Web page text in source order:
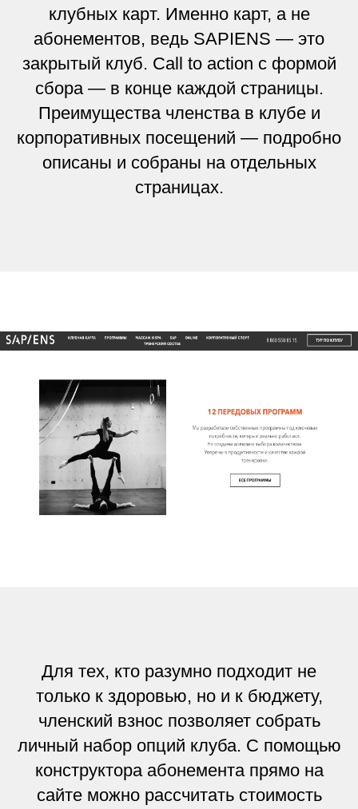
клубных карт. Именно карт, а не
абонементов, ведь SAPIENS — это
закрытый клуб. Call to action с формой
сбора — в конце каждой страницы.
Преимущества членства в клубе и
корпоративных посещений — подробно
описаны и собраны на отдельных
страницах.
Для тех, кто разумно подходит не
только к здоровью, но и к бюджету,
членский взнос позволяет собрать
личный набор опций клуба. С помощью
конструктора абонемента прямо на
сайте можно рассчитать стоимость